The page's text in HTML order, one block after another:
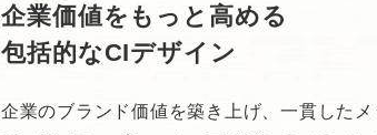
企業価値をもっと高める
包括的なCIデザイン
企業のブランド価値を築き上げ、一貫した